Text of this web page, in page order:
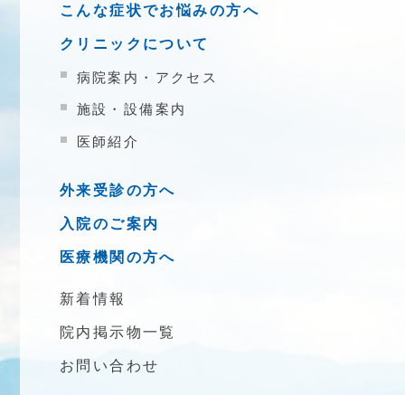
こんな症状でお悩みの方へ
クリニックについて
病院案内・アクセス
施設・設備案内
医師紹介
外来受診の方へ
入院のご案内
医療機関の方へ
新着情報
院内掲示物一覧
お問い合わせ